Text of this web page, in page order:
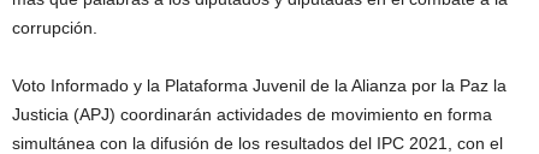
corrupción.
Voto Informado y la Plataforma Juvenil de la Alianza por la Paz la
Justicia (APJ) coordinarán actividades de movimiento en forma
simultánea con la difusión de los resultados del IPC 2021, con el